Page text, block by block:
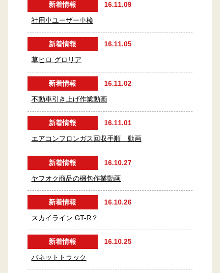
新着情報 16.11.09
社用車ユーザー車検
新着情報 16.11.05
草ヒロ グロリア
新着情報 16.11.02
不動車引き上げ作業動画
新着情報 16.11.01
エアコンフロンガス回収手順 動画
新着情報 16.10.27
ヤフオク商品の梱包作業動画
新着情報 16.10.26
スカイライン GT-R？
新着情報 16.10.25
バネットトラック